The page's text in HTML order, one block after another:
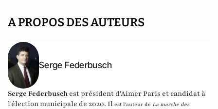
A PROPOS DES AUTEURS
Serge Federbusch
Serge Federbusch est président d'Aimer Paris et candidat à
l'élection municipale de 2020. Il est l'auteur de La marche des